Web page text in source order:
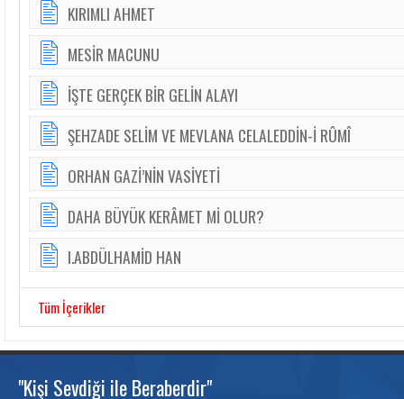
KIRIMLI AHMET
MESİR MACUNU
İŞTE GERÇEK BİR GELİN ALAYI
ŞEHZADE SELİM VE MEVLANA CELALEDDİN-İ RÛMÎ
ORHAN GAZİ’NİN VASİYETİ
DAHA BÜYÜK KERÂMET Mİ OLUR?
I.ABDÜLHAMİD HAN
Tüm İçerikler
"Kişi Sevdiği ile Beraberdir"